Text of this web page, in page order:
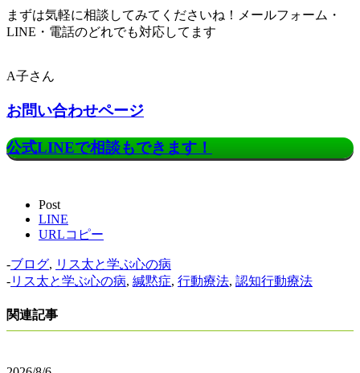
まずは気軽に相談してみてくださいね！メールフォーム・
LINE・電話のどれでも対応してます！
A子さん
お問い合わせページ
公式LINEで相談もできます！
Post
LINE
URLコピー
-ブログ, リス太と学ぶ心の病
-リス太と学ぶ心の病, 緘黙症, 行動療法, 認知行動療法
関連記事